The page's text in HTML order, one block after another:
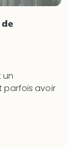
un
parfois avoir